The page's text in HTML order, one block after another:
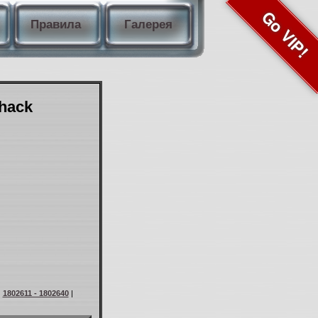
Правила Галерея Go VIP!
1802611 - 1802640|